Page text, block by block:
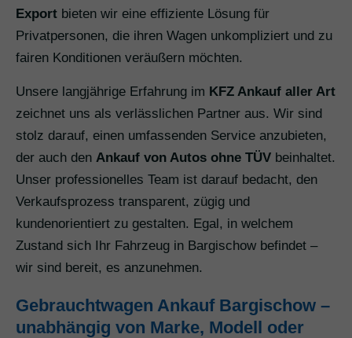
Export bieten wir eine effiziente Lösung für
Privatpersonen, die ihren Wagen unkompliziert und zu
fairen Konditionen veräußern möchten.
Unsere langjährige Erfahrung im KFZ Ankauf aller Art
zeichnet uns als verlässlichen Partner aus. Wir sind
stolz darauf, einen umfassenden Service anzubieten,
der auch den Ankauf von Autos ohne TÜV beinhaltet.
Unser professionelles Team ist darauf bedacht, den
Verkaufsprozess transparent, zügig und
kundenorientiert zu gestalten. Egal, in welchem
Zustand sich Ihr Fahrzeug in Bargischow befindet –
wir sind bereit, es anzunehmen.
Gebrauchtwagen Ankauf Bargischow –
unabhängig von Marke, Modell oder